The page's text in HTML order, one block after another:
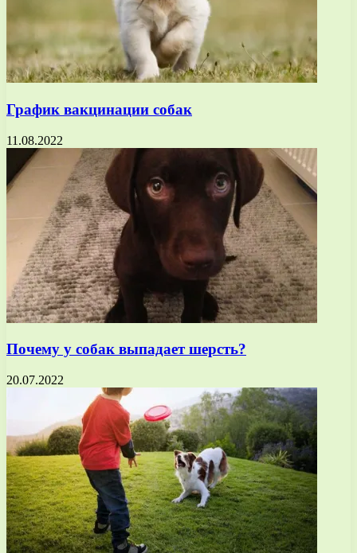
График вакцинации собак
11.08.2022
Почему у собак выпадает шерсть?
20.07.2022